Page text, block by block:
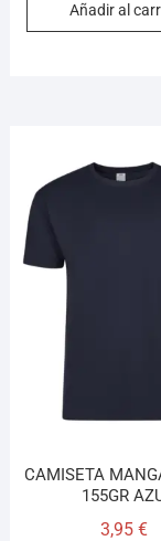
Añadir al
CAMISETA
155GR
3,95 €